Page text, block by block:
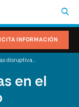
INFORMACIÓN
en el